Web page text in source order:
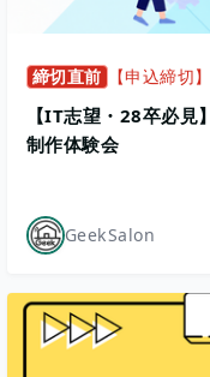
締切直前 【申込締切
【IT志望・28卒必見
制作体験会
GeekSalon